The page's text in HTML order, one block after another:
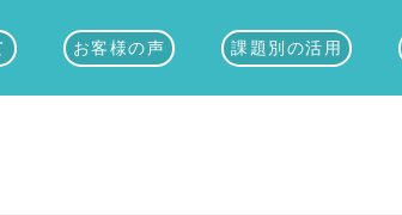
お客様の声 課題別の活用